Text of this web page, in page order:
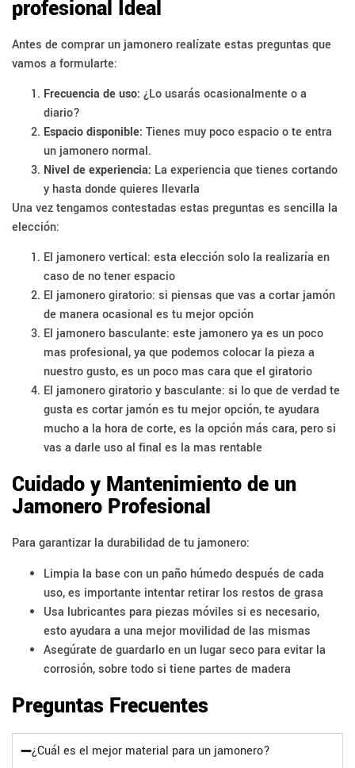
profesional Ideal
Antes de comprar un jamonero realízate estas preguntas que
vamos a formularte:
Frecuencia de uso: ¿Lo usarás ocasionalmente o a
diario?
Espacio disponible: Tienes muy poco espacio o te entra
un jamonero normal.
Nivel de experiencia: La experiencia que tienes cortando
y hasta donde quieres llevarla
Una vez tengamos contestadas estas preguntas es sencilla la
elección:
El jamonero vertical: esta elección solo la realizaría en
caso de no tener espacio
El jamonero giratorio: si piensas que vas a cortar jamón
de manera ocasional es tu mejor opción
El jamonero basculante: este jamonero ya es un poco
mas profesional, ya que podemos colocar la pieza a
nuestro gusto, es un poco mas cara que el giratorio
El jamonero giratorio y basculante: si lo que de verdad te
gusta es cortar jamón es tu mejor opción, te ayudara
mucho a la hora de corte, es la opción más cara, pero si
vas a darle uso al final es la mas rentable
Cuidado y Mantenimiento de un
Jamonero Profesional
Para garantizar la durabilidad de tu jamonero:
Limpia la base con un paño húmedo después de cada
uso, es importante intentar retirar los restos de grasa
Usa lubricantes para piezas móviles si es necesario,
esto ayudara a una mejor movilidad de las mismas
Asegúrate de guardarlo en un lugar seco para evitar la
corrosión, sobre todo si tiene partes de madera
Preguntas Frecuentes
¿Cuál es el mejor material para un jamonero?